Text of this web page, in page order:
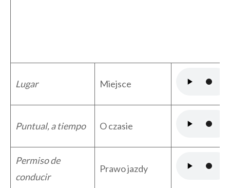
Lugar Miejsce
Puntual, a tiempo O czasie
Permiso de
conducir
Prawo jazdy